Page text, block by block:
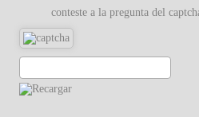
conteste a la pregunta del